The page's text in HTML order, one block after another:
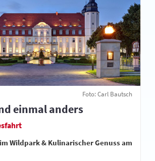
Foto: Carl Bautsch
einmal anders
Wildpark & Kulinarischer Genuss am